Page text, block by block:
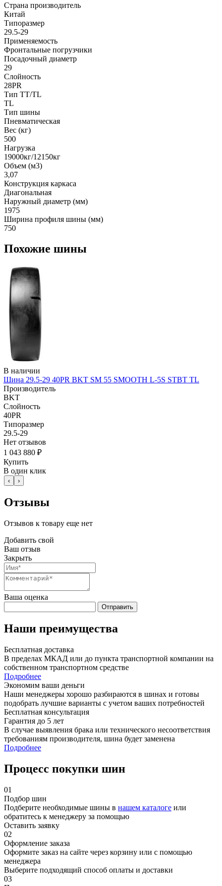
Страна производитель
Китай
Типоразмер
29.5-29
Применяемость
Фронтальные погрузчики
Посадочный диаметр
29
Слойность
28PR
Тип TT/TL
TL
Тип шины
Пневматическая
Вес (кг)
500
Нагрузка
19000кг/12150кг
Объем (м3)
3,07
Конструкция каркаса
Диагональная
Наружный диаметр (мм)
1975
Ширина профиля шины (мм)
750
Похожие шины
В наличии
Шина 29.5-29 40PR BKT SM 55 SMOOTH L-5S STBT TL
Производитель
BKT
Слойность
40PR
Типоразмер
29.5-29
Нет отзывов
1 043 880 ₽
Купить
В один клик
‹ ›
Отзывы
Отзывов к товару еще нет
Добавить свой
Ваш отзыв
Закрыть
Ваша оценка
Отправить
Наши преимущества
Бесплатная доставка
В пределах МКАД или до пункта транспортной компании на
собственном транспортном средстве
Подробнее
Экономим ваши деньги
Наши менеджеры хорошо разбираются в шинах и готовы
подобрать лучшие варианты с учетом ваших потребностей
Бесплатная консультация
Гарантия до 5 лет
В случае выявления брака или технического несоответствия
требованиям производителя, шина будет заменена
Подробнее
Процесс покупки шин
01
Подбор шин
Подберите необходимые шины в нашем каталоге или
обратитесь к менеджеру за помощью
Оставить заявку
02
Оформление заказа
Оформите заказ на сайте через корзину или с помощью
менеджера
Выберите подходящий способ оплаты и доставки
03